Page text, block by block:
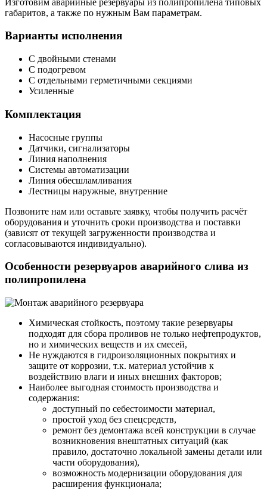
габаритов, а также по нужным Вам параметрам.
Варианты исполнения
С двойными стенами
С подогревом
С отдельными герметичными секциями
Усиленные
Комплектация
Насосные группы
Датчики, сигнализаторы
Линия наполнения
Системы автоматизации
Линия обесшламливания
Лестницы наружные, внутренние
Позвоните нам или оставьте заявку, чтобы получить расчёт
оборудования и уточнить сроки производства и поставки
(зависят от текущей загруженности производства и
согласовываются индивидуально).
Особенности резервуаров аварийного слива из
полипропилена
Химическая стойкость, поэтому такие резервуары
подходят для сбора проливов не только нефтепродуктов,
но и химических веществ и их смесей,
Не нуждаются в гидроизоляционных покрытиях и
защите от коррозии, т.к. материал устойчив к
воздействию влаги и иных внешних факторов;
Наиболее выгодная стоимость производства и
содержания:
доступный по себестоимости материал,
простой уход без спецсредств,
ремонт без демонтажа всей конструкции в случае
возникновения внештатных ситуаций (как
правило, достаточно локальной замены детали или
части оборудования),
возможность модернизации оборудования для
расширения функционала;